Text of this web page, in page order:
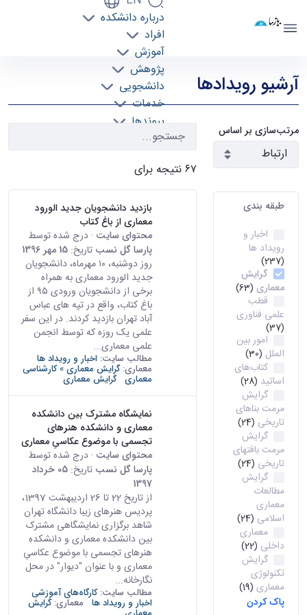
درباره دانشکده
آموزش
پژوهش
دانشجویی
خدمات
پیوندها
تماس با ما
رویدادها - دانشکده معماری arch
آرشیو رویدادها
مرتب‌سازی بر اساس
طبقه بندی
اخبار و
رویداد ها
(237)
گرایش
معماری (63)
قطب
علمی فناوری
(37)
امور بین
الملل (30)
کتاب‌های
اساتید (28)
گرایش
مرمت بناهای
تاریخی (24)
گرایش
مرمت بافتهای
تاریخی (24)
گرایش
مطالعات
معماری
اسلامی (24)
معماری
داخلی (22)
گرایش
تکنولوژی
معماری (19)
پاک کردن
۶۷ نتیجه برای
بازدید دانشجویان جدید الورود
معماری از باغ کتاب
محتوای سایت · درج شده توسط
پارسا گل نسب تاریخ:15 مهر 1396
روز دوشنبه، ۱۰ مهرماه، دانشجویان
جدید الورود معماری به همراه
برخی از دانشجویان ورودی ۹۵ از
باغ کتاب، واقع در تپه های عباس
آباد تهران بازدید کردند. در این سفر
علمی یک روزه که توسط انجمن
علمی معماری...
مطالب سایت: اخبار و رویداد ها
معماری:گرایش معماری » کارشناسی
معماری گرایش معماری
نمایشگاه مشترک بین دانشکده
معماری و دانشکده هنرهای
تجسمی با موضوع عکاسیِ معماری
محتوای سایت · درج شده توسط
پارسا گل نسب تاریخ:
05 خرداد
1397
از تاریخ 22 تا 26 اردیبهشت 1397،
پردیس هنرهای زیبا دانشگاه تهران
شاهد برگزاری نمایشگاهی مشترک
بین دانشکده معماری و دانشکده
هنرهای تجسمی با موضوع عکاسیِ
معماری و با عنوان "دیوار" در محل
نگارخانه...
مطالب سایت:کارگاه‌های آموزشی
اخبار و رویداد ها معماری:گرایش